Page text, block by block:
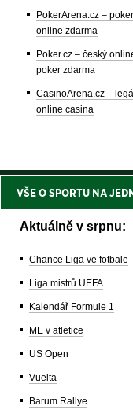
PokerArena.cz – poker
online zdarma
Poker.cz – český
poker zdarma
CasinoArena.cz –
online casina
VŠE O SPORTU NA
Aktuálně v srpnu:
Chance Liga ve fotbale
Liga mistrů UEFA
Kalendář Formule 1
ME v atletice
US Open
Vuelta
Barum Rallye